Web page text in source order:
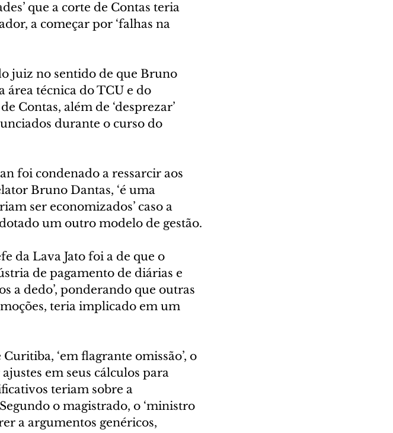
que a corte de Contas teria
a começar por ‘falhas na
juiz no sentido de que Bruno
área técnica do TCU e do
Contas, além de ‘desprezar’
durante o curso do
foi condenado a ressarcir aos
Bruno Dantas, ‘é uma
ser economizados’ caso a
um outro modelo de gestão.
da Lava Jato foi a de que o
de pagamento de diárias e
a dedo’, ponderando que outras
teria implicado em um
‘em flagrante omissão’, o
em seus cálculos para
teriam sobre a
o magistrado, o ‘ministro
a argumentos genéricos,